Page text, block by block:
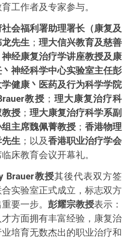
工作者及专家参与。
社会福利署助理署长（康复及
先生 ； 理大信兴教育及慈善
经康复治疗学讲座教授及康
神经科学中心实验室主任彭
健康丶医药及行为科学学院
教授 ； 理大康复治疗科
授 ； 理大康复治疗科学系副
主席魏佩菁教授 ； 香港物理
生 ；以及香港职业治疗学会
床教育会议开幕礼。
Brauer教授其後代表双方签
实验室正式成立，标志双方
要一步。 彭耀宗教授表示：
方面拥有丰富经验， 康复治
培育无数杰出的职业治疗和